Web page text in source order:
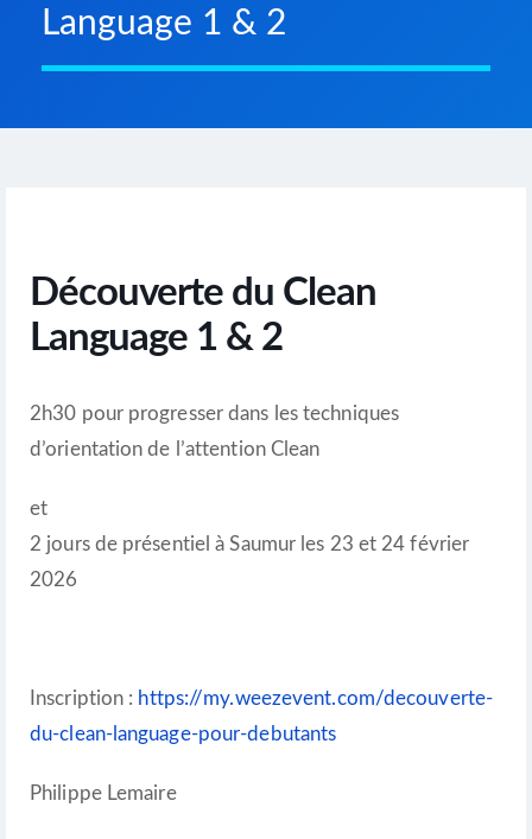
Language 1 & 2
Découverte du Clean
Language 1 & 2
2h30 pour progresser dans les techniques
d’orientation de l’attention Clean
et
2 jours de présentiel à Saumur les 23 et 24 février
2026
Inscription : https://my.weezevent.com/decouverte-
du-clean-language-pour-debutants
Philippe Lemaire